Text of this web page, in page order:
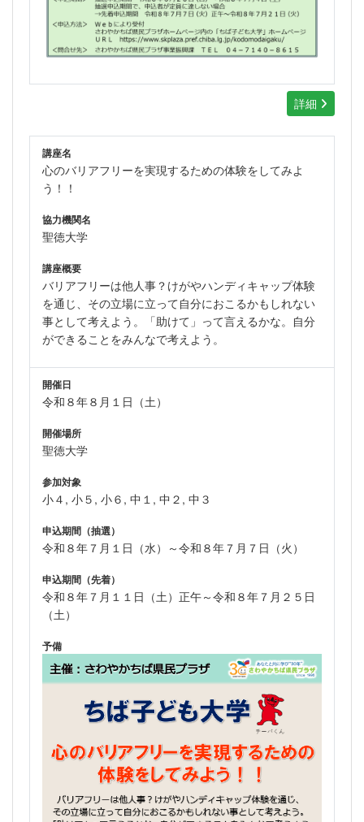
詳細
講座名
心のバリアフリーを実現するための体験をしてみよ
う！！
協力機関名
聖徳大学
講座概要
バリアフリーは他人事？けがやハンディキャップ体験
を通じ、その立場に立って自分におこるかもしれない
事として考えよう。「助けて」って言えるかな。自分
ができることをみんなで考えよう。
開催日
令和８年８月１日（土）
開催場所
聖徳大学
参加対象
小４, 小５, 小６, 中１, 中２, 中３
申込期間（抽選）
令和８年７月１日（水）～令和８年７月７日（火）
申込期間（先着）
令和８年７月１１日（土）正午～令和８年７月２５日
（土）
予備